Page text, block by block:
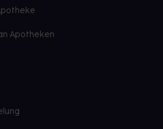
Apotheken